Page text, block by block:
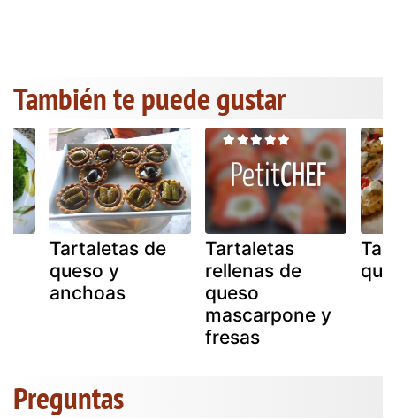
También te puede gustar
Tartaletas de
queso y
anchoas
Tartaletas
rellenas de
queso
mascarpone y
fresas
Preguntas